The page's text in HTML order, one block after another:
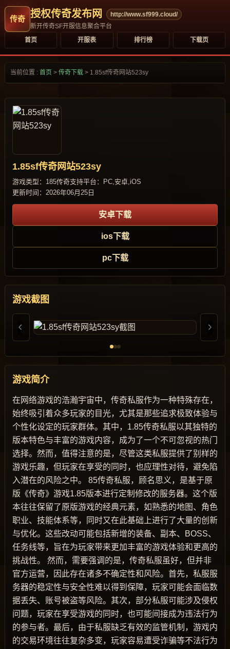
授权传奇发布网
http://www.sf999.cloud/
新开传奇SF开服信息聚合平台
首页
开服表 排行榜 下载页
当前位置 : 首页 > 传奇下载 > 1.85sf传奇网站523sy
1.85sf传奇网站523sy
游戏类型：185传奇支持平台：PC,安卓,iOS
更新时间：2026年06月25日
安卓下载
ios下载
pc下载
游戏截图
游戏简介
在网络游戏的浩瀚宇宙中，传奇私服作为一种特殊存在，
始终吸引着众多玩家的目光，尤其是那些追求极致体验与
个性化设定的玩家群体。其中，1.85传奇私服以其独特的
版本特色与丰富的游戏内容，成为了一个不可忽视的热门
选择。然而，值得注意的是，尽管这类私服提供了别样的
游戏乐趣，但玩家在享受的同时，也应理性对待，避免陷
入潜在的风险之中。 85传奇私服，顾名思义，是基于原
版《传奇》游戏1.85版本进行定制修改的服务器。这个版
本往往保留了原版游戏的经典元素，如熟悉的地图、角色
职业、技能体系等，同时又在此基础上进行了大量的创新
与优化。这些改动可能包括新增的装备、副本、BOSS、
任务线等，旨在为玩家带来更加丰富的游戏体验和更高的
挑战性。 然而，需要强调的是，传奇私服虽好，但并非
官方运营，因此存在诸多不确定性和风险。首先，私服服
务器的稳定性与安全性难以得到保障，玩家可能会面临数
据丢失、账号被盗等风险。其次，部分私服可能涉及侵权
问题，玩家在享受游戏的同时，也可能间接成为违法行为
的参与者。最后，由于私服缺乏有效的监管机制，游戏内
的交易环境往往复杂多变，玩家容易遭受诈骗等不法行为